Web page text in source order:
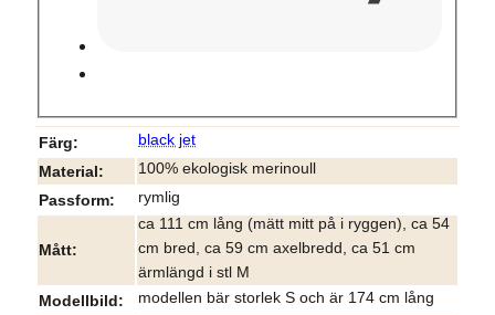
Färg
black jet
Material
100% ekologisk merinoull
Passform
rymlig
Mått
ca 111 cm lång (mätt mitt på i ryggen), ca 54
cm bred, ca 59 cm axelbredd, ca 51 cm
ärmlängd i stl M
Modellbild
modellen bär storlek S och är 174 cm lång